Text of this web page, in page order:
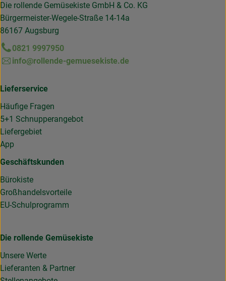
Die rollende Gemüsekiste GmbH & Co. KG
Bürgermeister-Wegele-Straße 14-14a
86167 Augsburg
0821 9997950
info@rollende-gemuesekiste.de
Lieferservice
Häufige Fragen
5+1 Schnupperangebot
Liefergebiet
App
Geschäftskunden
Bürokiste
Großhandelsvorteile
EU-Schulprogramm
Die rollende Gemüsekiste
Unsere Werte
Lieferanten & Partner